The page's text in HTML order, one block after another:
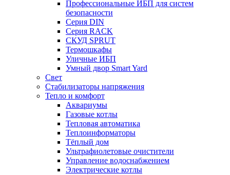
Профессиональные ИБП для систем
безопасности
Серия DIN
Серия RACK
СКУД SPRUT
Термошкафы
Уличные ИБП
Умный двор Smart Yard
Свет
Стабилизаторы напряжения
Тепло и комфорт
Аквариумы
Газовые котлы
Тепловая автоматика
Теплоинформаторы
Тёплый дом
Ультрафиолетовые очистители
Управление водоснабжением
Электрические котлы